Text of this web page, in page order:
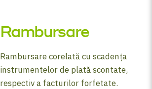
Rambursare
Rambursare corelată cu scadența
instrumentelor de plată scontate,
respectiv a facturilor forfetate.